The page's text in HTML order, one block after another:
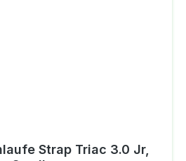
Strap Triac 3.0 Jr,